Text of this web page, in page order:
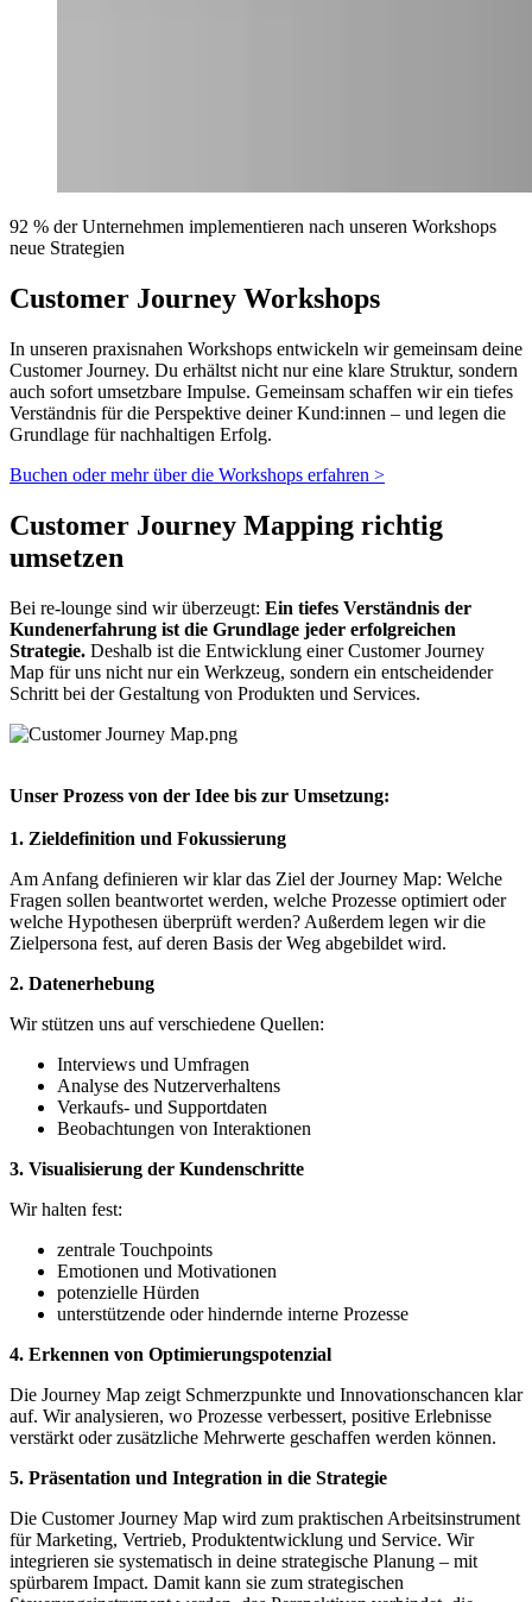
92 % der Unternehmen implementieren nach unseren Workshops
neue Strategien
Customer Journey Workshops
In unseren praxisnahen Workshops entwickeln wir gemeinsam deine
Customer Journey. Du erhältst nicht nur eine klare Struktur, sondern
auch sofort umsetzbare Impulse. Gemeinsam schaffen wir ein tiefes
Verständnis für die Perspektive deiner Kund:innen – und legen die
Grundlage für nachhaltigen Erfolg.
Buchen oder mehr über die Workshops erfahren >
Customer Journey Mapping richtig
umsetzen
Bei re-lounge sind wir überzeugt: Ein tiefes Verständnis der
Kundenerfahrung ist die Grundlage jeder erfolgreichen
Strategie. Deshalb ist die Entwicklung einer Customer Journey
Map für uns nicht nur ein Werkzeug, sondern ein entscheidender
Schritt bei der Gestaltung von Produkten und Services.
Unser Prozess von der Idee bis zur Umsetzung:
1. Zieldefinition und Fokussierung
Am Anfang definieren wir klar das Ziel der Journey Map: Welche
Fragen sollen beantwortet werden, welche Prozesse optimiert oder
welche Hypothesen überprüft werden? Außerdem legen wir die
Zielpersona fest, auf deren Basis der Weg abgebildet wird.
2. Datenerhebung
Wir stützen uns auf verschiedene Quellen:
Interviews und Umfragen
Analyse des Nutzerverhaltens
Verkaufs- und Supportdaten
Beobachtungen von Interaktionen
3. Visualisierung der Kundenschritte
Wir halten fest:
zentrale Touchpoints
Emotionen und Motivationen
potenzielle Hürden
unterstützende oder hindernde interne Prozesse
4. Erkennen von Optimierungspotenzial
Die Journey Map zeigt Schmerzpunkte und Innovationschancen klar
auf. Wir analysieren, wo Prozesse verbessert, positive Erlebnisse
verstärkt oder zusätzliche Mehrwerte geschaffen werden können.
5. Präsentation und Integration in die Strategie
Die Customer Journey Map wird zum praktischen Arbeitsinstrument
für Marketing, Vertrieb, Produktentwicklung und Service. Wir
integrieren sie systematisch in deine strategische Planung – mit
spürbarem Impact. Damit kann sie zum strategischen